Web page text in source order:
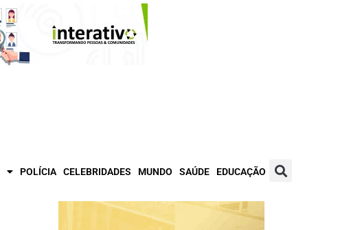
POLÍCIA CELEBRIDADES MUNDO SAÚDE EDUCAÇÃO